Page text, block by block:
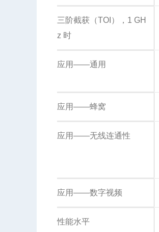
三阶截获（TOI），1 GH
z 时
应用——通用
应用——蜂窝
应用——无线连通性
应用——数字视频
性能水平